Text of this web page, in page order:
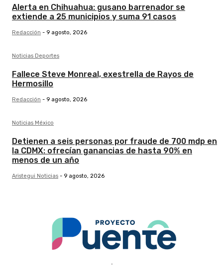
Alerta en Chihuahua: gusano barrenador se
extiende a 25 municipios y suma 91 casos
Redacción - 9 agosto, 2026
Noticias Deportes
Fallece Steve Monreal, exestrella de Rayos de
Hermosillo
Redacción - 9 agosto, 2026
Noticias México
Detienen a seis personas por fraude de 700 mdp en
la CDMX: ofrecían ganancias de hasta 90% en
menos de un año
Aristegui Noticias - 9 agosto, 2026
.